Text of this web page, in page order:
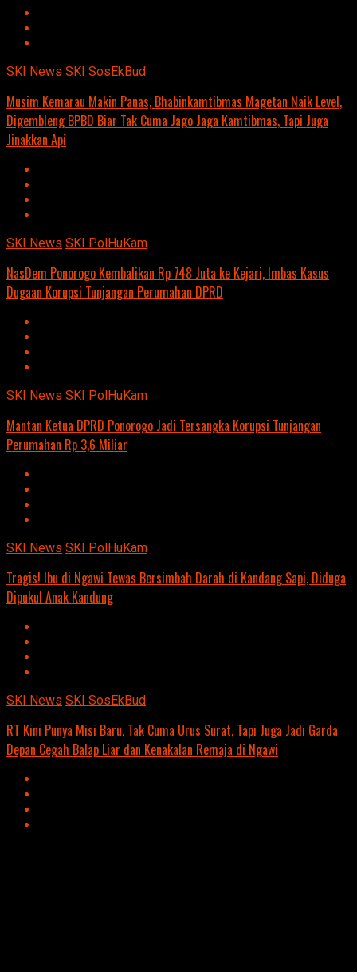
SKI News SKI SosEkBud
Musim Kemarau Makin Panas, Bhabinkamtibmas Magetan Naik Level,
Digembleng BPBD Biar Tak Cuma Jago Jaga Kamtibmas, Tapi Juga
Jinakkan Api
SKI News SKI PolHuKam
NasDem Ponorogo Kembalikan Rp 748 Juta ke Kejari, Imbas Kasus
Dugaan Korupsi Tunjangan Perumahan DPRD
SKI News SKI PolHuKam
Mantan Ketua DPRD Ponorogo Jadi Tersangka Korupsi Tunjangan
Perumahan Rp 3,6 Miliar
SKI News SKI PolHuKam
Tragis! Ibu di Ngawi Tewas Bersimbah Darah di Kandang Sapi, Diduga
Dipukul Anak Kandung
SKI News SKI SosEkBud
RT Kini Punya Misi Baru, Tak Cuma Urus Surat, Tapi Juga Jadi Garda
Depan Cegah Balap Liar dan Kenakalan Remaja di Ngawi